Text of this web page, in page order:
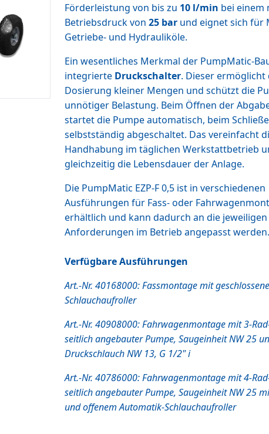
Förderleistung von bis zu 10 l/min bei einem
Betriebsdruck von 25 bar und eignet sich für
Getriebe- und Hydrauliköle.
Ein wesentliches Merkmal der PumpMatic-
integrierte Druckschalter. Dieser ermöglicht
Dosierung kleiner Mengen und schützt die
unnötiger Belastung. Beim Öffnen der
startet die Pumpe automatisch, beim
selbstständig abgeschaltet. Das vereinfacht
Handhabung im täglichen Werkstattbetrieb
gleichzeitig die Lebensdauer der Anlage.
Die PumpMatic EZP-F 0,5 ist in verschiedenen
Ausführungen für Fass- oder
erhältlich und kann dadurch an die jeweiligen
Anforderungen im Betrieb angepasst werden.
Verfügbare Ausführungen
Art.-Nr. 40168000: Fassmontage mit
Schlauchaufroller
Art.-Nr. 40908000: Fahrwagenmontage mit 3-
seitlich angebauter Pumpe, Saugeinheit NW 25
Druckschlauch NW 13, G 1/2" i
Art.-Nr. 40786000: Fahrwagenmontage mit 4-
seitlich angebauter Pumpe, Saugeinheit NW 25
und offenem Automatik-Schlauchaufroller